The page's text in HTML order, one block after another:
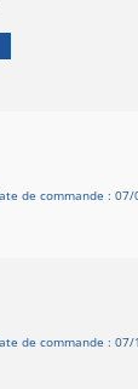
de commande : 07/
de commande : 07/